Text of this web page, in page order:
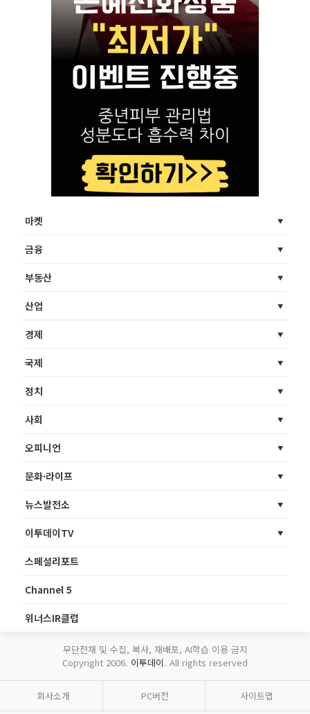
마켓
금융
부동산
산업
경제
국제
정치
사회
오피니언
문화·라이프
뉴스발전소
이투데이TV
스페셜리포트
Channel 5
위너스IR클럽
무단전재 및 수집, 복사, 재배포, AI학습 이용 금지
Copyright 2006. 이투데이. All rights reserved
회사소개 PC버전 사이트맵